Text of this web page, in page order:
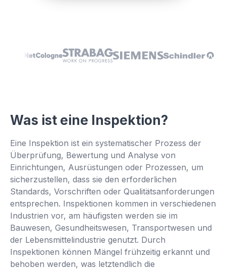
👆
Tippen Sie hier, um es selbst
auszuprobieren
Was ist eine Inspektion?
Eine Inspektion ist ein systematischer Prozess der
Überprüfung, Bewertung und Analyse von
Einrichtungen, Ausrüstungen oder Prozessen, um
sicherzustellen, dass sie den erforderlichen
Standards, Vorschriften oder Qualitätsanforderungen
entsprechen. Inspektionen kommen in verschiedenen
Industrien vor, am häufigsten werden sie im
Bauwesen, Gesundheitswesen, Transportwesen und
der Lebensmittelindustrie genutzt. Durch
Inspektionen können Mängel frühzeitig erkannt und
behoben werden, was letztendlich die